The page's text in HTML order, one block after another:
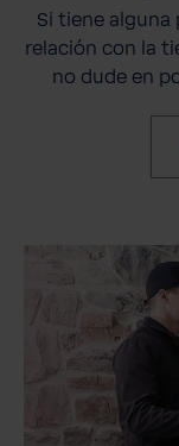
Si tiene alguna
relación con la
no dude en